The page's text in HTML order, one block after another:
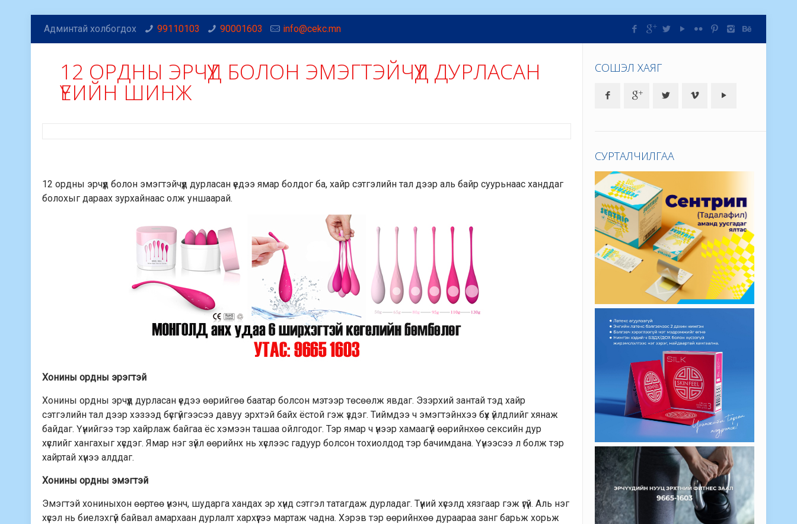
Админтай холбогдох 99110103 90001603 info@cekc.mn
12 ОРДНЫ ЭРЧҮҮД БОЛОН ЭМЭГТЭЙЧҮҮД ДУРЛАСАН
ҮЕИЙН ШИНЖ
12 ордны эрчүүд болон эмэгтэйчүүд дурласан үедээ ямар болдог ба, хайр сэтгэлийн тал дээр аль байр суурьнаас ханддаг
болохыг дараах зурхайнаас олж уншаарай.
Хонины ордны эрэгтэй
Хонины ордны эрчүүд дурласан үедээ өөрийгөө баатар болсон мэтээр төсөөлж явдаг. Эзэрхий зантай тэд хайр
сэтгэлийн тал дээр хэзээд бүсгүйгээсээ давуу эрхтэй байх ёстой гэж үздэг. Тиймдээ ч эмэгтэйнхээ бүх үйлдлийг хянаж
байдаг. Үүнийгээ тэр хайрлаж байгаа ёс хэмээн ташаа ойлгодог. Тэр ямар ч үнээр хамаагүй өөрийнхөө сексийн дур
хүслийг хангахыг хүсдэг. Ямар нэг зүйл өөрийнх нь хүслээс гадуур болсон тохиолдод тэр бачимдана. Үүнээсээ л болж тэр
хайртай хүнээ алддаг.
Хонины ордны эмэгтэй
Эмэгтэй хониныхон өөртөө үнэнч, шударга хандах эр хүнд сэтгэл татагдаж дурладаг. Түүний хүсэлд хязгаар гэж үгүй. Аль нэг
хүсэл нь биелэхгүй байвал амархаан дурлалт хархүүгээ мартаж чадна. Хэрэв тэр өөрийнхөө дураараа занг барьж хорьж
СОШЭЛ ХАЯГ
СУРТАЛЧИЛГАА